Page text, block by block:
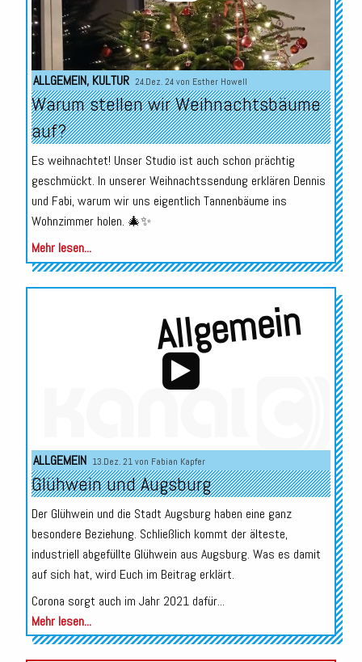
ALLGEMEIN, KULTUR 24.Dez. 24 von Esther Howell
Warum stellen wir Weihnachtsbäume
auf?
Es weihnachtet! Unser Studio ist auch schon prächtig
geschmückt. In unserer Weihnachtssendung erklären Dennis
und Fabi, warum wir uns eigentlich Tannenbäume ins
Wohnzimmer holen. 🎄✨
Mehr lesen...
Allgemein
Audio-
Player
ALLGEMEIN 13.Dez. 21 von Fabian Kapfer
Glühwein und Augsburg
Der Glühwein und die Stadt Augsburg haben eine ganz
besondere Beziehung. Schließlich kommt der älteste,
industriell abgefüllte Glühwein aus Augsburg. Was es damit
auf sich hat, wird Euch im Beitrag erklärt.
Corona sorgt auch im Jahr 2021 dafür...
Mehr lesen...